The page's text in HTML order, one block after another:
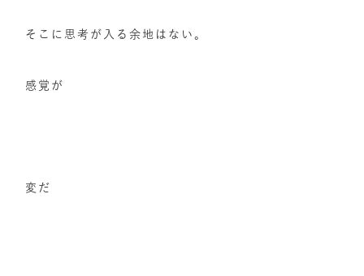
そこに思考が入る余地はない。
感覚が
変だ